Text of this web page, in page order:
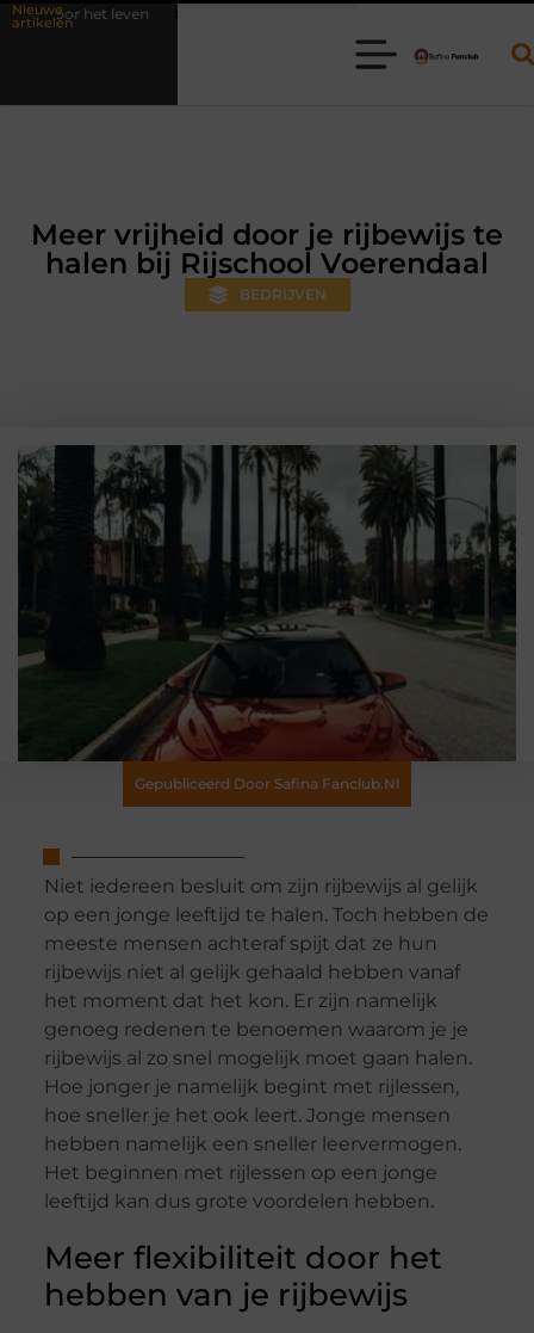
Nieuwe
artikelen
Waarom online vlees bestellen steeds gewoner wordt
Meer vrijheid door je rijbewijs te
halen bij Rijschool Voerendaal
BEDRIJVEN
Gepubliceerd Door Safina Fanclub.nl
Niet iedereen besluit om zijn rijbewijs al gelijk
op een jonge leeftijd te halen. Toch hebben de
meeste mensen achteraf spijt dat ze hun
rijbewijs niet al gelijk gehaald hebben vanaf
het moment dat het kon. Er zijn namelijk
genoeg redenen te benoemen waarom je je
rijbewijs al zo snel mogelijk moet gaan halen.
Hoe jonger je namelijk begint met rijlessen,
hoe sneller je het ook leert. Jonge mensen
hebben namelijk een sneller leervermogen.
Het beginnen met rijlessen op een jonge
leeftijd kan dus grote voordelen hebben.
Meer flexibiliteit door het
hebben van je rijbewijs